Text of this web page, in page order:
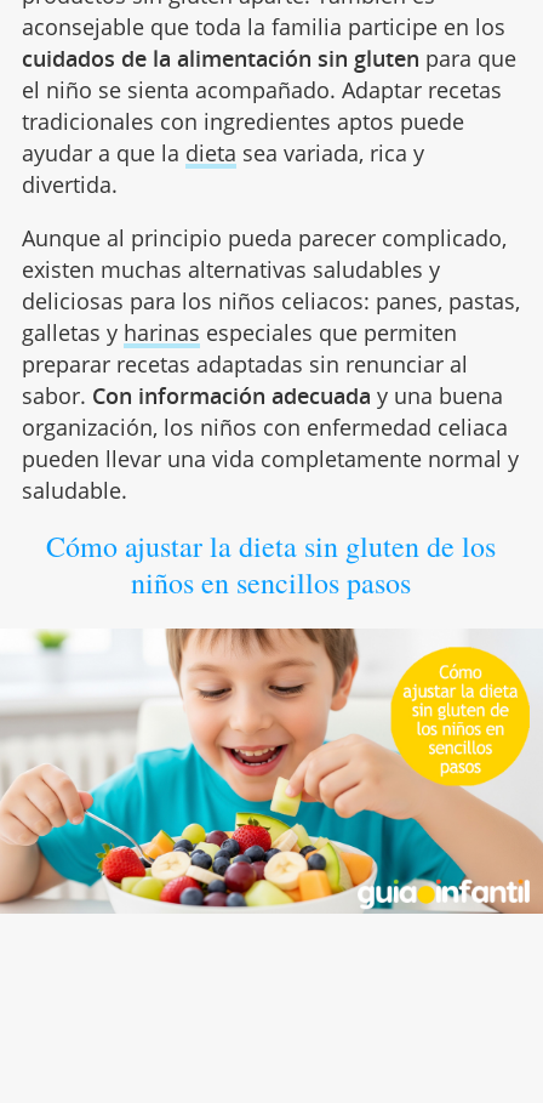
aconsejable que toda la familia participe en los
cuidados de la alimentación sin gluten para que
el niño se sienta acompañado. Adaptar recetas
tradicionales con ingredientes aptos puede
ayudar a que la dieta sea variada, rica y
divertida.
Aunque al principio pueda parecer complicado,
existen muchas alternativas saludables y
deliciosas para los niños celiacos: panes, pastas,
galletas y harinas especiales que permiten
preparar recetas adaptadas sin renunciar al
sabor. Con información adecuada y una buena
organización, los niños con enfermedad celiaca
pueden llevar una vida completamente normal y
saludable.
Cómo ajustar la dieta sin gluten de los
niños en sencillos pasos